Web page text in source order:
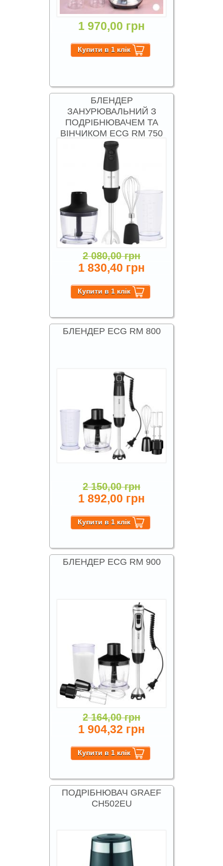
1 970,00 грн
БЛЕНДЕР
ЗАНУРЮВАЛЬНИЙ З
ПОДРІБНЮВАЧЕМ ТА
ВІНЧИКОМ ECG RM 750
2 080,00 грн
1 830,40 грн
БЛЕНДЕР ECG RM 800
2 150,00 грн
1 892,00 грн
БЛЕНДЕР ECG RM 900
2 164,00 грн
1 904,32 грн
ПОДРІБНЮВАЧ GRAEF
CH502EU